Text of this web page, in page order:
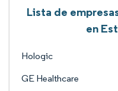
Lista de
en
Hologic
GE Healthcare